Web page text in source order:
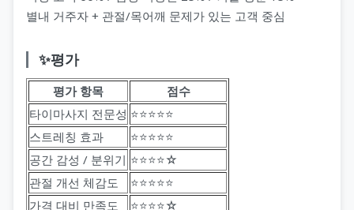
별내 거주자 + 관절/목어깨 문제가 있는 고객 중심
✨평가
평가 항목
점수
타이마사지 전문성 ⭐️⭐️⭐️⭐️⭐️
스트레칭 효과
⭐️⭐️⭐️⭐️⭐️
공간 감성 / 분위기 ⭐️⭐️⭐️⭐️☆
관절 개선 체감도
⭐️⭐️⭐️⭐️⭐️
가격 대비 만족도
⭐️⭐️⭐️⭐️☆